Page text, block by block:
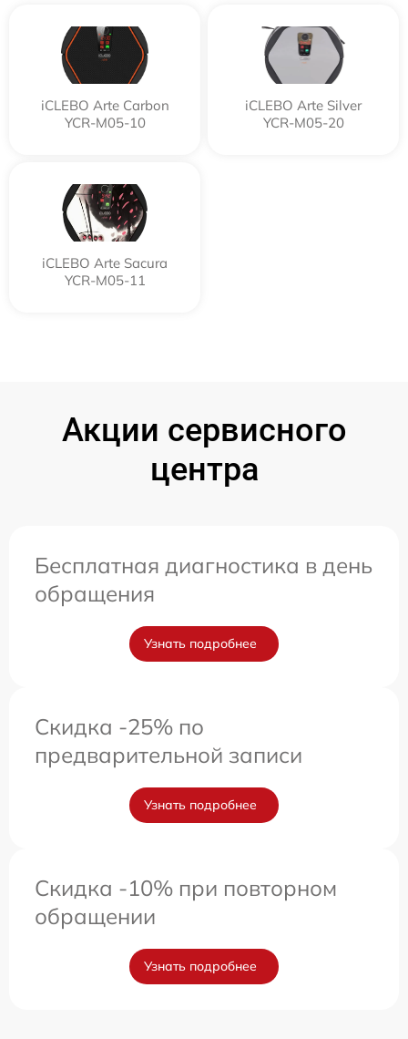
iCLEBO Arte Carbon
YCR-M05-10
iCLEBO Arte Silver
YCR-M05-20
iCLEBO Arte Sacura
YCR-M05-11
Акции сервисного
центра
Бесплатная диагностика в день
обращения
Узнать подробнее
Скидка -25% по
предварительной записи
Узнать подробнее
Скидка -10% при повторном
обращении
Узнать подробнее